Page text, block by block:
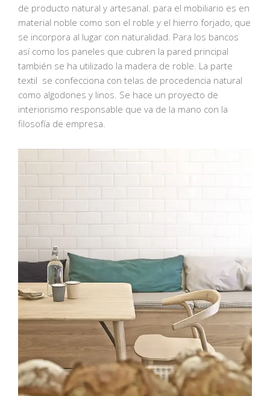
de producto natural y artesanal. para el mobiliario es en
material noble como son el roble y el hierro forjado, que
se incorpora al lugar con naturalidad. Para los bancos
así como los paneles que cubren la pared principal
también se ha utilizado la madera de roble. La parte
textil se confecciona con telas de procedencia natural
como algodones y linos. Se hace un proyecto de
interiorismo responsable que va de la mano con la
filosofía de empresa.